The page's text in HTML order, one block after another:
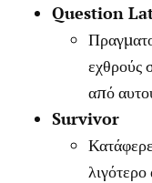
Question
εχθρούς
από
Survivor